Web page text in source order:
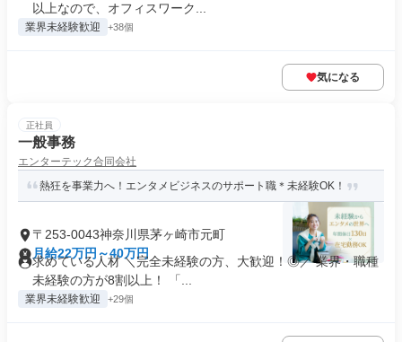
以上なので、オフィスワーク...
業界未経験歓迎 +38個
気になる
正社員
一般事務
エンターテック合同会社
熱狂を事業力へ！エンタメビジネスのサポート職＊未経験OK！
〒253-0043神奈川県茅ヶ崎市元町
月給22万円～40万円
求めている人材 ＼完全未経験の方、大歓迎！◎／ 業界・職種
未経験の方が8割以上！ 「...
業界未経験歓迎 +29個